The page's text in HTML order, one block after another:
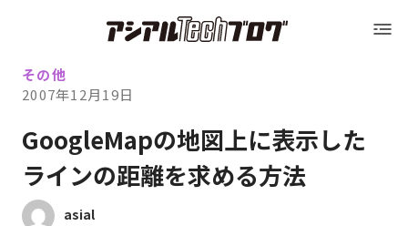
アシアルTechブログ
Blog トップ
運営会社（アシアル株式会社）
会社概要
その他
2007年12月19日
GoogleMapの地図上に表示した
ラインの距離を求める方法
asial